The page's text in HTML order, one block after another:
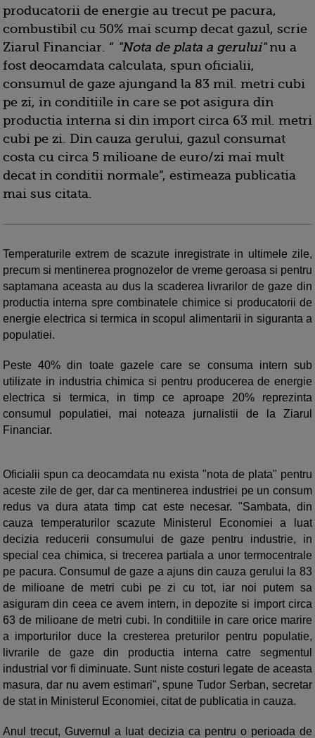
producatorii de energie au trecut pe pacura,
combustibil cu 50% mai scump decat gazul, scrie
Ziarul Financiar. “ "Nota de plata a gerului"nu a
fost deocamdata calculata, spun oficialii,
consumul de gaze ajungand la 83 mil. metri cubi
pe zi, in conditiile in care se pot asigura din
productia interna si din import circa 63 mil. metri
cubi pe zi. Din cauza gerului, gazul consumat
costa cu circa 5 milioane de euro/zi mai mult
decat in conditii normale”, estimeaza publicatia
mai sus citata.
Temperaturile extrem de scazute inregistrate in ultimele zile,
precum si mentinerea prognozelor de vreme geroasa si pentru
saptamana aceasta au dus la scaderea livrarilor de gaze din
productia interna spre combinatele chimice si producatorii de
energie electrica si termica in scopul alimentarii in siguranta a
populatiei.
Peste 40% din toate gazele care se consuma intern sub
utilizate in industria chimica si pentru producerea de energie
electrica si termica, in timp ce aproape 20% reprezinta
consumul populatiei, mai noteaza jurnalistii de la Ziarul
Financiar.
Oficialii spun ca deocamdata nu exista "nota de plata" pentru
aceste zile de ger, dar ca mentinerea industriei pe un consum
redus va dura atata timp cat este necesar. "Sambata, din
cauza temperaturilor scazute Ministerul Economiei a luat
decizia reducerii consumului de gaze pentru industrie, in
special cea chimica, si trecerea partiala a unor termocentrale
pe pacura. Consumul de gaze a ajuns din cauza gerului la 83
de milioane de metri cubi pe zi cu tot, iar noi putem sa
asiguram din ceea ce avem intern, in depozite si import circa
63 de milioane de metri cubi. In conditiile in care orice marire
a importurilor duce la cresterea preturilor pentru populatie,
livrarile de gaze din productia interna catre segmentul
industrial vor fi diminuate. Sunt niste costuri legate de aceasta
masura, dar nu avem estimari", spune Tudor Serban, secretar
de stat in Ministerul Economiei, citat de publicatia in cauza.
Anul trecut, Guvernul a luat decizia ca pentru o perioada de